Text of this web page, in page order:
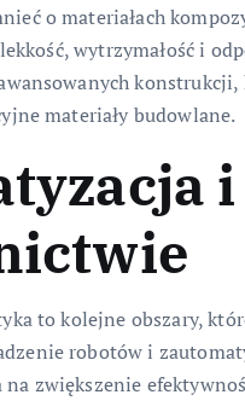
o materiałach
wytrzymałość i
materiały budowlane.
to kolejne obszary,
robotów i
zwiększenie